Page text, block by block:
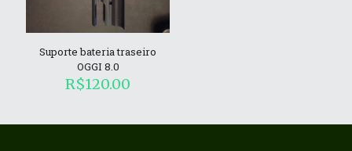
Suporte bateria traseiro
OGGI 8.0
R$120.00